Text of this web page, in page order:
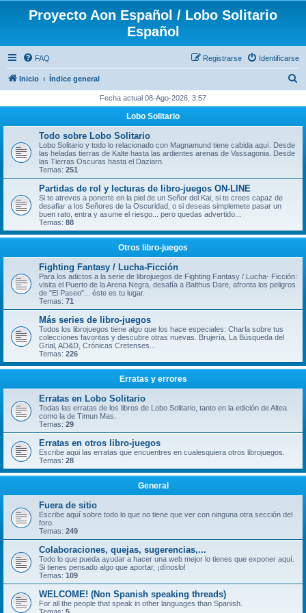
Proyecto Aon Español / Lobo Solitario
Español
FAQ Identificarse
Registrarse
Inicio Índice general
c
Fecha actual 08-Ago-2026, 3:57
Lobo Solitario
Todo sobre Lobo Solitario
Lobo Solitario y todo lo relacionado con Magnamund tiene cabida aquí. Desde
las heladas tierras de Kalte hasta las ardientes arenas de Vassagonia. Desde
las Tierras Oscuras hasta el Daziarn.
Temas: 251
Partidas de rol y lecturas de libro-juegos ON-LINE
Si te atreves a ponerte en la piel de un Señor del Kai, si te crees capaz de
desafiar a los Señores de la Oscuridad, o si deseas simplemete pasar un
buen rato, entra y asume el riesgo... pero quedas advertido...
Temas: 88
Otros libro-juegos
Fighting Fantasy / Lucha-Ficción
Para los adictos a la serie de librojuegos de Fighting Fantasy / Lucha- Ficción:
visita el Puerto de la Arena Negra, desafía a Balthus Dare, afronta los peligros
de "El Paseo"... éste es tu lugar.
Temas: 71
Más series de libro-juegos
Todos los librojuegos tiene algo que los hace especiales: Charla sobre tus
colecciones favoritas y descubre otras nuevas. Brujería, La Búsqueda del
Grial, AD&D, Crónicas Cretenses...
Temas: 226
Erratas y errores
Erratas en Lobo Solitario
Todas las erratas de los libros de Lobo Solitario, tanto en la edición de Altea
como la de Timun Mas.
Temas: 29
Erratas en otros libro-juegos
Escribe aqui las erratas que encuentres en cualesquiera otros librojuegos.
Temas: 28
General
Fuera de sitio
Escribe aquí sobre todo lo que no tiene que ver con ninguna otra sección del
foro.
Temas: 249
Colaboraciones, quejas, sugerencias,...
Todo lo que pueda ayudar a hacer una web mejor lo tienes que exponer aquí.
Si tienes pensado algo que aportar, ¡dínoslo!
Temas: 109
WELCOME! (Non Spanish speaking threads)
For all the people that speak in other languages than Spanish.